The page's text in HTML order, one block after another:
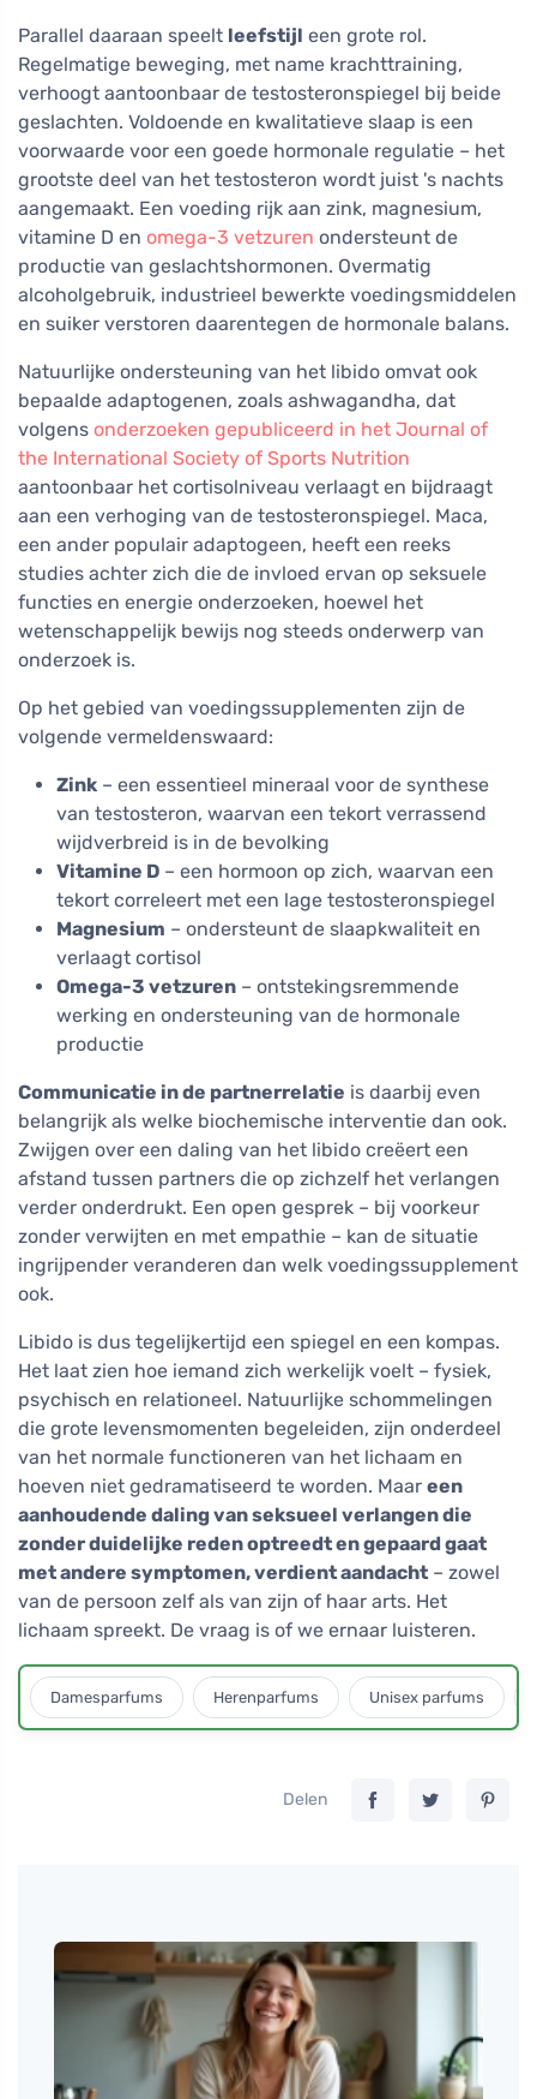
Parallel daaraan speelt leefstijl een grote rol.
Regelmatige beweging, met name krachttraining,
verhoogt aantoonbaar de testosteronspiegel bij beide
geslachten. Voldoende en kwalitatieve slaap is een
voorwaarde voor een goede hormonale regulatie – het
grootste deel van het testosteron wordt juist 's nachts
aangemaakt. Een voeding rijk aan zink, magnesium,
vitamine D en omega-3 vetzuren ondersteunt de
productie van geslachtshormonen. Overmatig
alcoholgebruik, industrieel bewerkte voedingsmiddelen
en suiker verstoren daarentegen de hormonale balans.
Natuurlijke ondersteuning van het libido omvat ook
bepaalde adaptogenen, zoals ashwagandha, dat
volgens onderzoeken gepubliceerd in het Journal of
the International Society of Sports Nutrition
aantoonbaar het cortisolniveau verlaagt en bijdraagt
aan een verhoging van de testosteronspiegel. Maca,
een ander populair adaptogeen, heeft een reeks
studies achter zich die de invloed ervan op seksuele
functies en energie onderzoeken, hoewel het
wetenschappelijk bewijs nog steeds onderwerp van
onderzoek is.
Op het gebied van voedingssupplementen zijn de
volgende vermeldenswaard:
Zink – een essentieel mineraal voor de synthese
van testosteron, waarvan een tekort verrassend
wijdverbreid is in de bevolking
Vitamine D – een hormoon op zich, waarvan een
tekort correleert met een lage testosteronspiegel
Magnesium – ondersteunt de slaapkwaliteit en
verlaagt cortisol
Omega-3 vetzuren – ontstekingsremmende
werking en ondersteuning van de hormonale
productie
Communicatie in de partnerrelatie is daarbij even
belangrijk als welke biochemische interventie dan ook.
Zwijgen over een daling van het libido creëert een
afstand tussen partners die op zichzelf het verlangen
verder onderdrukt. Een open gesprek – bij voorkeur
zonder verwijten en met empathie – kan de situatie
ingrijpender veranderen dan welk voedingssupplement
ook.
Libido is dus tegelijkertijd een spiegel en een kompas.
Het laat zien hoe iemand zich werkelijk voelt – fysiek,
psychisch en relationeel. Natuurlijke schommelingen
die grote levensmomenten begeleiden, zijn onderdeel
van het normale functioneren van het lichaam en
hoeven niet gedramatiseerd te worden. Maar een
aanhoudende daling van seksueel verlangen die
zonder duidelijke reden optreedt en gepaard gaat
met andere symptomen, verdient aandacht – zowel
van de persoon zelf als van zijn of haar arts. Het
lichaam spreekt. De vraag is of we ernaar luisteren.
Damesparfums Herenparfums Unisex parfums
Delen